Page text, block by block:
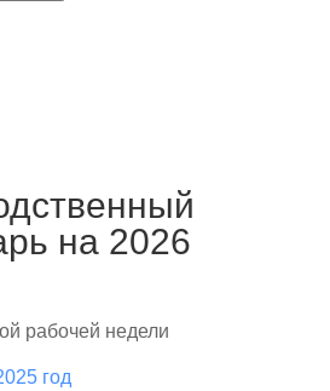
на 2026
рабочей недели
год